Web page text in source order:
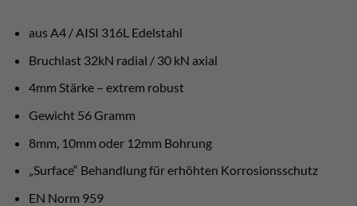
€ 2,99€ 2,70.
aus A4 / AISI 316L Edelstahl
Bruchlast 32kN radial / 30 kN axial
4mm Stärke – extrem robust
Gewicht 56 Gramm
8mm, 10mm oder 12mm Bohrung
„Surface“ Behandlung für erhöhten Korrosionsschutz
EN Norm 959